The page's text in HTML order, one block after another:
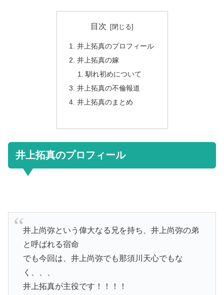
目次
井上拓真のプロフィール
井上拓真の嫁
馴れ初めについて
井上拓真の不倫報道
井上拓真のまとめ
井上拓真のプロフィール
井上尚弥という偉大なる兄を持ち、井上尚弥の弟
と呼ばれる宿命
でも今回は、井上尚弥でも那須川天心でもな
く、、、
井上拓真が主役です！！！！